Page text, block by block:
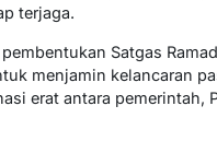
terjaga.
Satgas
menjamin kelancaran
erat antara pemerintah,